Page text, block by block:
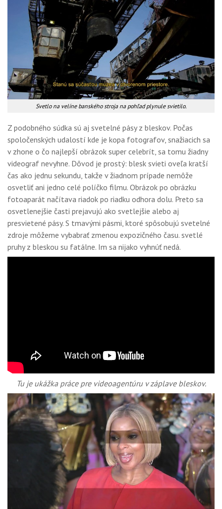
Svetlo na velíne banského stroja na pohľad plynule svietilo.
Z podobného súdka sú aj svetelné pásy z bleskov. Počas
spoločenských udalostí kde je kopa fotografov, snažiacich sa
v zhone o čo najlepší obrázok super celebrít, sa tomu žiadny
videograf nevyhne. Dôvod je prostý: blesk svieti oveľa kratší
čas ako jednu sekundu, takže v žiadnom prípade nemôže
osvetliť ani jedno celé políčko filmu. Obrázok po obrázku
fotoaparát načítava riadok po riadku odhora dolu. Preto sa
osvetlenejšie časti prejavujú ako svetlejšie alebo aj
presvietené pásy. S tmavými pásmi, ktoré spôsobujú svetelné
zdroje môžeme vybabrať zmenou expozičného času. svetlé
pruhy z bleskou su fatálne. Im sa nijako vyhnúť nedá.
Tu je ukážka práce pre videoagentúru v záplave bleskov.